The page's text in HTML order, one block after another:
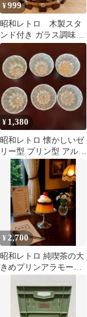
¥999
昭和レトロ 木製スタ
ンド付き ガラス調味料
入れ 4個セット
¥ 1,380
昭和レトロ 懐かしいゼ
リー型 プリン型 アルミ
製 6個セット
¥ 2,700
昭和レトロ 純喫茶の大
きめプリンアラモード
スイーツ